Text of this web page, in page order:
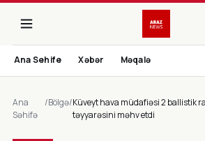
Ana Sehife Xəbər Məqalə
Ana
Səhifə
/Bölgə/Küveyt hava müdafiəsi 2 ballistik
təyyarəsini məhv etdi